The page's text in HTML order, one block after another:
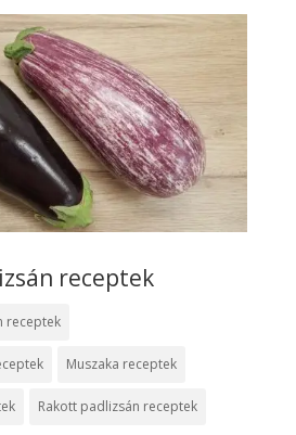
receptek
receptek
Muszaka receptek
Rakott padlizsán receptek